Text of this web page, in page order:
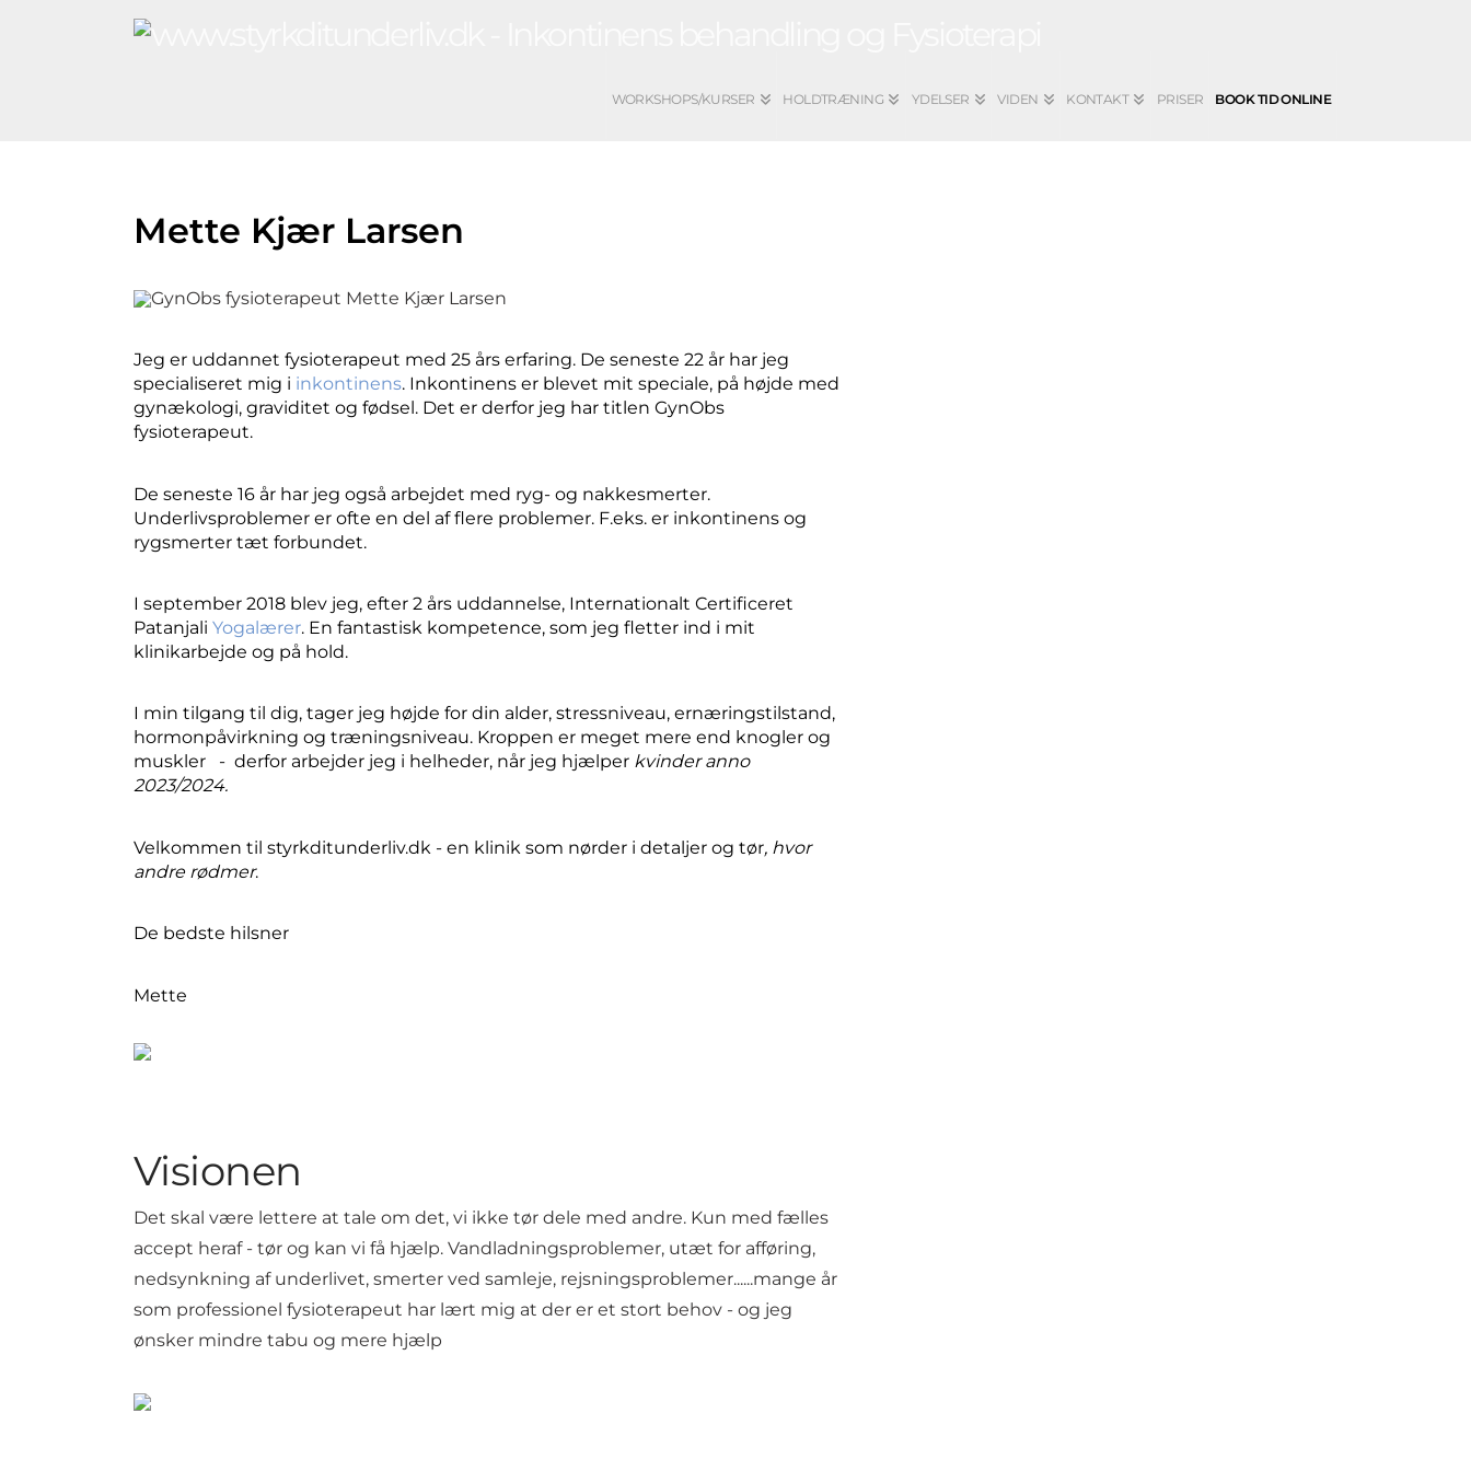
WORKSHOPS/KURSER HOLDTRÆNING YDELSER VIDEN KONTAKT PRISER BOOK TID ONLINE
Mette Kjær Larsen
Jeg er uddannet fysioterapeut med 25 års erfaring. De seneste 22 år har jeg
specialiseret mig i inkontinens. Inkontinens er blevet mit speciale, på højde med
gynækologi, graviditet og fødsel. Det er derfor jeg har titlen GynObs
fysioterapeut.
De seneste 16 år har jeg også arbejdet med ryg- og nakkesmerter.
Underlivsproblemer er ofte en del af flere problemer. F.eks. er inkontinens og
rygsmerter tæt forbundet.
I september 2018 blev jeg, efter 2 års uddannelse, Internationalt Certificeret
Patanjali Yogalærer. En fantastisk kompetence, som jeg fletter ind i mit
klinikarbejde og på hold.
I min tilgang til dig, tager jeg højde for din alder, stressniveau, ernæringstilstand,
hormonpåvirkning og træningsniveau. Kroppen er meget mere end knogler og
muskler - derfor arbejder jeg i helheder, når jeg hjælper kvinder anno
2023/2024.
Velkommen til styrkditunderliv.dk - en klinik som nørder i detaljer og tør, hvor
andre rødmer.
De bedste hilsner
Mette
Visionen
Det skal være lettere at tale om det, vi ikke tør dele med andre. Kun med fælles
accept heraf - tør og kan vi få hjælp. Vandladningsproblemer, utæt for afføring,
nedsynkning af underlivet, smerter ved samleje, rejsningsproblemer......mange år
som professionel fysioterapeut har lært mig at der er et stort behov - og jeg
ønsker mindre tabu og mere hjælp